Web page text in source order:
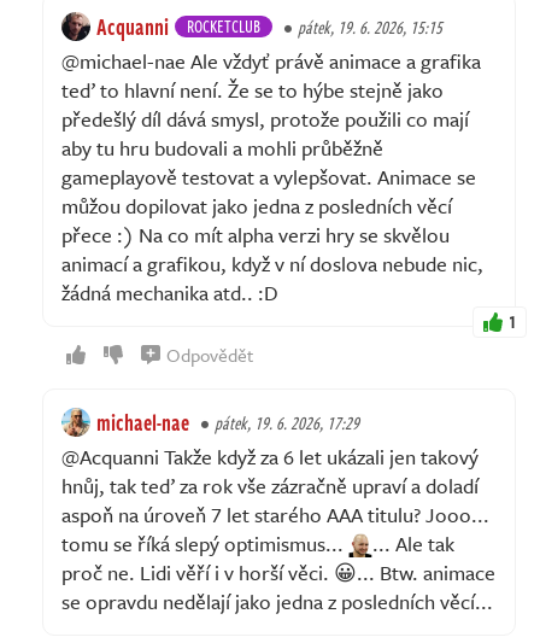
Acquanni ROCKETCLUB pátek, 19. 6. 2026, 15:15
@michael-nae Ale vždyť právě animace a grafika
teď to hlavní není. Že se to hýbe stejně jako
předešlý díl dává smysl, protože použili co mají
aby tu hru budovali a mohli průběžně
gameplayově testovat a vylepšovat. Animace se
můžou dopilovat jako jedna z posledních věcí
přece :) Na co mít alpha verzi hry se skvělou
animací a grafikou, když v ní doslova nebude nic,
žádná mechanika atd.. :D
1
Odpovědět
michael-nae pátek, 19. 6. 2026, 17:29
@Acquanni Takže když za 6 let ukázali jen takový
hnůj, tak teď za rok vše zázračně upraví a doladí
aspoň na úroveň 7 let starého AAA titulu? Jooo...
tomu se říká slepý optimismus...
... Ale tak
proč ne. Lidi věří i v horší věci. 😀... Btw. animace
se opravdu nedělají jako jedna z posledních věcí...